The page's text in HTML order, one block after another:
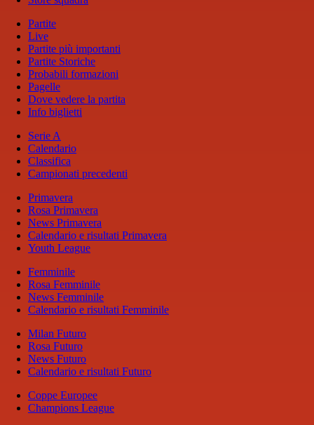
Partite
Live
Partite più importanti
Partite Storiche
Probabili formazioni
Pagelle
Dove vedere la partita
Info biglietti
Serie A
Calendario
Classifica
Campionati precedenti
Primavera
Rosa Primavera
News Primavera
Calendario e risultati Primavera
Youth League
Femminile
Rosa Femminile
News Femminile
Calendario e risultati Femminile
Milan Futuro
Rosa Futuro
News Futuro
Calendario e risultati Futuro
Coppe Europee
Champions League